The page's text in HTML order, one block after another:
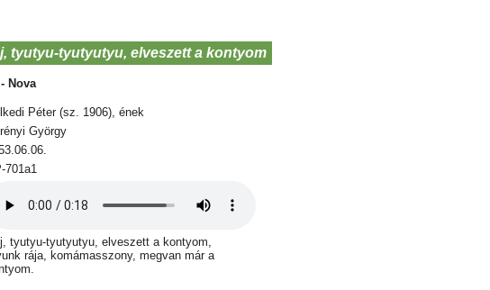
tyutyu-tyutyutyu, elveszett a kontyom
Nova
Péter (sz. 1906), ének
György
701a1
tyutyu-tyutyutyu, elveszett a kontyom,
rája, komámasszony, megvan már a